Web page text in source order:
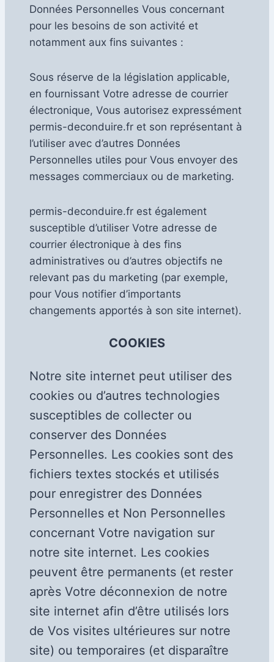
Données Personnelles Vous concernant
pour les besoins de son activité et
notamment aux fins suivantes :
Sous réserve de la législation applicable,
en fournissant Votre adresse de courrier
électronique, Vous autorisez expressément
permis-deconduire.fr et son représentant à
l’utiliser avec d’autres Données
Personnelles utiles pour Vous envoyer des
messages commerciaux ou de marketing.
permis-deconduire.fr est également
susceptible d’utiliser Votre adresse de
courrier électronique à des fins
administratives ou d’autres objectifs ne
relevant pas du marketing (par exemple,
pour Vous notifier d’importants
changements apportés à son site internet).
COOKIES
Notre site internet peut utiliser des
cookies ou d’autres technologies
susceptibles de collecter ou
conserver des Données
Personnelles. Les cookies sont des
fichiers textes stockés et utilisés
pour enregistrer des Données
Personnelles et Non Personnelles
concernant Votre navigation sur
notre site internet. Les cookies
peuvent être permanents (et rester
après Votre déconnexion de notre
site internet afin d’être utilisés lors
de Vos visites ultérieures sur notre
site) ou temporaires (et disparaître